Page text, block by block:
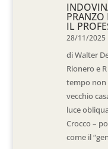
PRANZO
IL
28/11/2025
di Walter
Rionero e
tempo non
vecchio
luce
Crocco –
come il